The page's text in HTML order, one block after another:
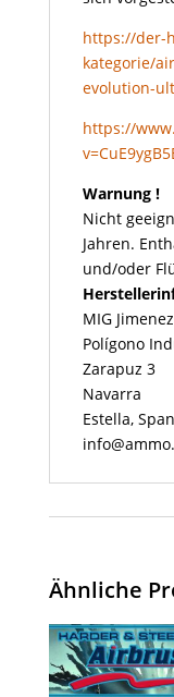
https://der-
kategorie/
evolution-
https://
Warnung !
Nicht
Jahren.
und/oder
MIG
Polígono
Zarapuz 3
Navarra
Estella,
Ähnliche